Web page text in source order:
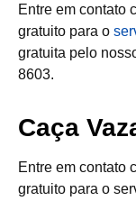
Entre em contato
gratuito para o
gratuita pelo
8603.
Caça
Entre em contato
gratuito para o